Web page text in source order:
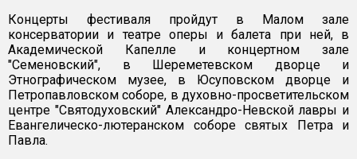
Концерты фестиваля пройдут в Малом зале
консерватории и театре оперы и балета при ней, в
Академической Капелле и концертном зале
"Семеновский", в Шереметевском дворце и
Этнографическом музее, в Юсуповском дворце и
Петропавловском соборе, в духовно-просветительском
центре "Святодуховский" Александро-Невской лавры и
Евангелическо-лютеранском соборе святых Петра и
Павла.